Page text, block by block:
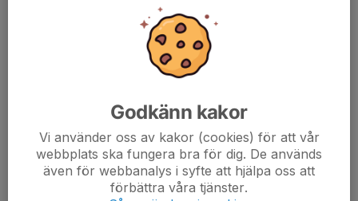
Helgen 3-4/1 var det Morapinglan två dagar med klassiskt
Godkänn kakor
Vi använder oss av kakor (cookies) för att vår
webbplats ska fungera bra för dig. De används
även för webbanalys i syfte att hjälpa oss att
förbättra våra tjänster.